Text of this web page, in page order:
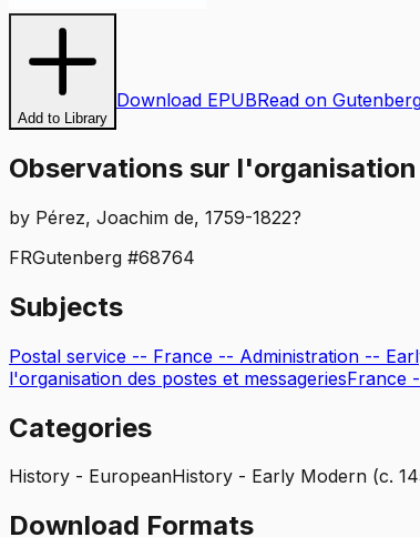
Add to Library
Download EPUBRead on
Observations sur
by Pérez, Joachim de, 1759-1822?
FRGutenberg #68764
Subjects
Postal service -- France -- Administration --
l'organisation des postes et messageriesFrance
Categories
History - EuropeanHistory - Early Modern (c.
Download Formats